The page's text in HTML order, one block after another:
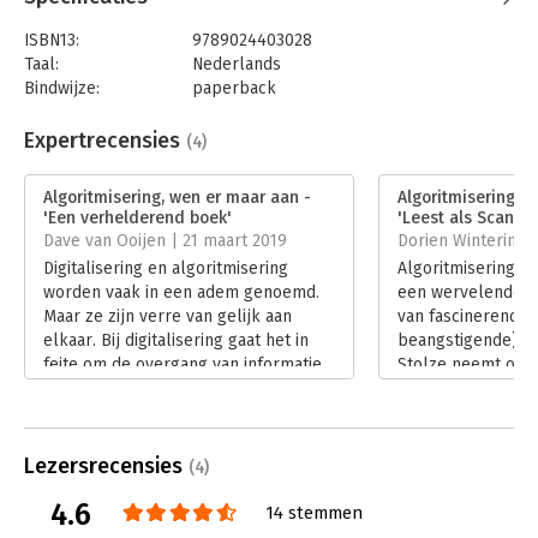
ISBN13:
9789024403028
Taal:
Nederlands
Bindwijze:
paperback
Uitgever:
Boom
Verschijningsdatum:
Hoofdrubriek: Organisatiekunde
Expertrecensies (4)
Algoritmisering, wen er maar aan -
'Een verhelderend boek'
Dave van Ooijen | 21 maart 2019
Digitalisering en algoritmisering
worden vaak in een adem genoemd.
Maar ze zijn verre van gelijk aan
elkaar. Bij digitalisering gaat het in
feite om de overgang van informatie
Algoritmisering,
'Leest als
Dorien Winterink
Algoritmisering,
een wervelende
van fascinerende
beangstigende)
Stolze neemt
Lezersrecensies (4)
4.6 14 stemmen